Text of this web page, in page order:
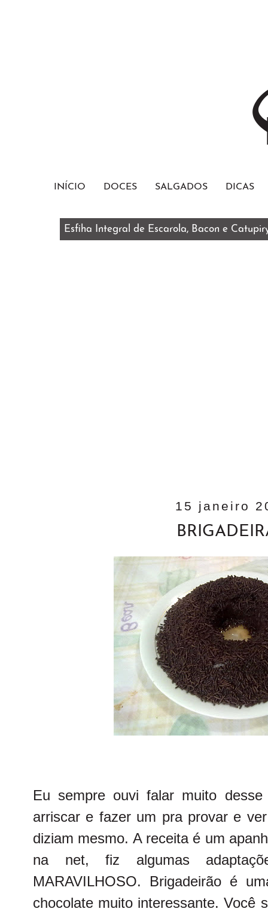
INÍCIO DOCES SALGADOS DICAS
Esfiha Integral de Escarola, Bacon e
15 janeiro
Eu sempre ouvi falar muito
arriscar e fazer um pra provar e
diziam mesmo. A receita é um
na net, fiz algumas
MARAVILHOSO. Brigadeirão é
chocolate muito interessante. Você